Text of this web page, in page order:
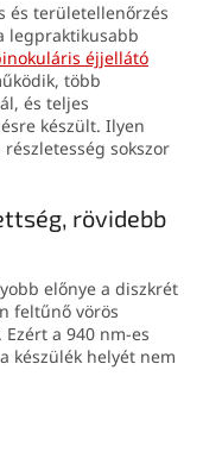
és területellenőrzés
legpraktikusabb
éjjellátó
több
és teljes
készült. Ilyen
sokszor
rövidebb
előnye a diszkrét
feltűnő vörös
a 940 nm-es
készülék helyét nem